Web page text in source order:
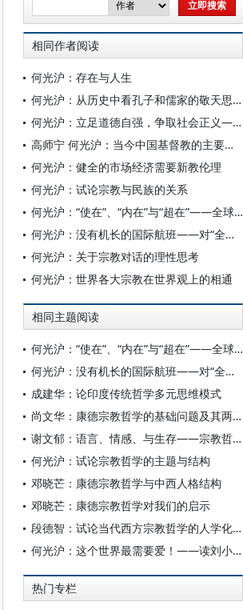
相同作者阅读
何光沪：存在与人生
何光沪：从历史中看孔子和儒家的敬天思想
何光沪：立足道德自强，争取社会正义——《我有一个梦想》序
高师宁 何光沪：当今中国基督教的主要问题与解决设想
何光沪：健全的市场经济需要新教伦理
何光沪：试论宗教与民族的关系
何光沪：“使在”、“内在”与“超在”——全球宗教哲学的本体论
何光沪：没有机长的国际航班——对“全球化—区域化”的宗教哲学省思
何光沪：关于宗教对话的理性思考
何光沪：世界各大宗教在世界观上的相通
相同主题阅读
何光沪：“使在”、“内在”与“超在”——全球宗教哲学的本体论
何光沪：没有机长的国际航班——对“全球化—区域化”的宗教哲学省思
成建华：论印度传统哲学多元思维模式
尚文华：康德宗教哲学的基础问题及其两个走向
谢文郁：语言、情感、与生存——宗教哲学的方法论问题
何光沪：试论宗教哲学的主题与结构
邓晓芒：康德宗教哲学与中西人格结构
邓晓芒：康德宗教哲学对我们的启示
段德智：试论当代西方宗教哲学的人学化趋势及其历史定命
何光沪：这个世界最需要爱！——读刘小枫《拯救与逍遥》
热门专栏